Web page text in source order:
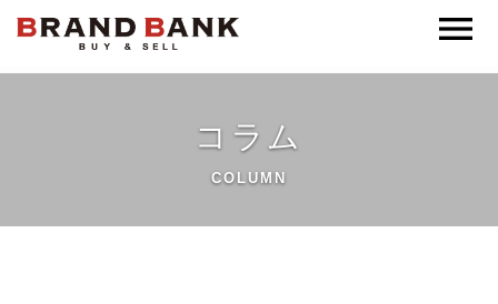
ブランドバンク公式
コラム
COLUMN